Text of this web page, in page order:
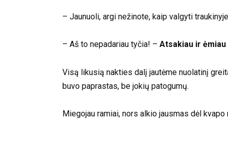
– Jaunuoli, argi nežinote, kaip valgyti
– Aš to nepadariau tyčia! – Atsakiau ir
Visą likusią nakties dalį jautėme nuolatinį
buvo paprastas, be jokių patogumų.
Miegojau ramiai, nors alkio jausmas dėl kvapo